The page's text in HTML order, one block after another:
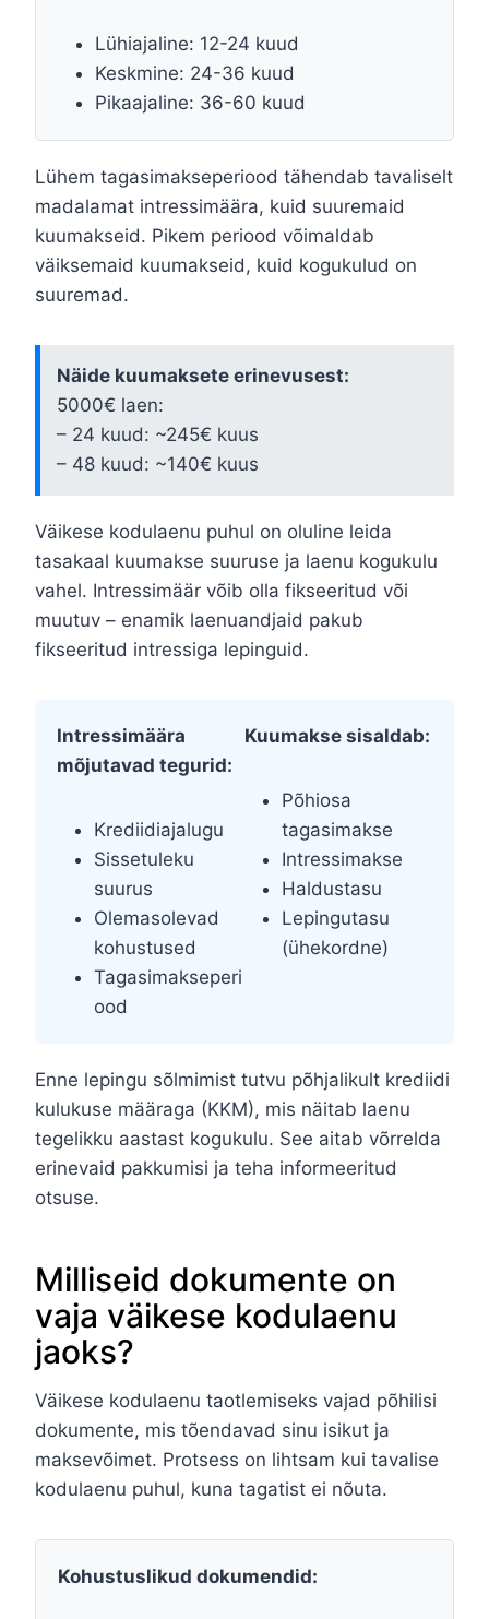
Lühiajaline: 12-24 kuud
Keskmine: 24-36 kuud
Pikaajaline: 36-60 kuud
Lühem tagasimakseperiood tähendab tavaliselt
madalamat intressimäära, kuid suuremaid
kuumakseid. Pikem periood võimaldab
väiksemaid kuumakseid, kuid kogukulud on
suuremad.
Näide kuumaksete erinevusest:
5000€ laen:
– 24 kuud: ~245€ kuus
– 48 kuud: ~140€ kuus
Väikese kodulaenu puhul on oluline leida
tasakaal kuumakse suuruse ja laenu kogukulu
vahel. Intressimäär võib olla fikseeritud või
muutuv – enamik laenuandjaid pakub
fikseeritud intressiga lepinguid.
Intressimäära
mõjutavad tegurid:
Krediidiajalugu
Sissetuleku
suurus
Olemasolevad
kohustused
Tagasimakseperi
ood
Kuumakse sisaldab:
Põhiosa
tagasimakse
Intressimakse
Haldustasu
Lepingutasu
(ühekordne)
Enne lepingu sõlmimist tutvu põhjalikult krediidi
kulukuse määraga (KKM), mis näitab laenu
tegelikku aastast kogukulu. See aitab võrrelda
erinevaid pakkumisi ja teha informeeritud
otsuse.
Milliseid dokumente on
vaja väikese kodulaenu
jaoks?
Väikese kodulaenu taotlemiseks vajad põhilisi
dokumente, mis tõendavad sinu isikut ja
maksevõimet. Protsess on lihtsam kui tavalise
kodulaenu puhul, kuna tagatist ei nõuta.
Kohustuslikud dokumendid: